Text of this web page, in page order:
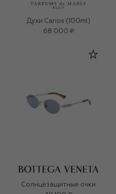
Духи Carios (100ml)
68 000 ₽
Солнцезащитные очки